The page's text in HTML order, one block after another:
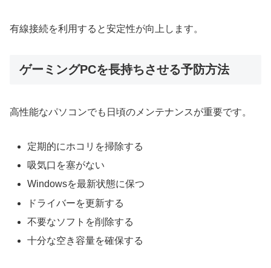
有線接続を利用すると安定性が向上します。
ゲーミングPCを長持ちさせる予防方法
高性能なパソコンでも日頃のメンテナンスが重要です。
定期的にホコリを掃除する
吸気口を塞がない
Windowsを最新状態に保つ
ドライバーを更新する
不要なソフトを削除する
十分な空き容量を確保する